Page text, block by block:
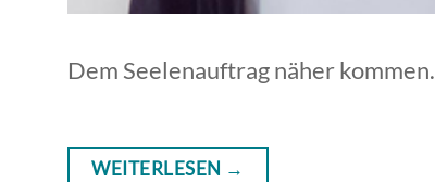
Dem Seelenauftrag näher kommen.
WEITERLESEN →